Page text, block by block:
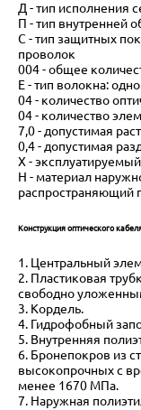
Д - тип исполнения
П - тип внутренней
С - тип защитных
проволок
004 - общее
Е - тип волокна:
04 - количество
04 - количество
7,0 - допустимая
0,4 - допустимая
Х -
Н - материал
распространяющий
Конструкция оптического
1. Центральный
2. Пластиковая
свободно
3. Кордель.
4. Гидрофобный
5. Внутренняя
6. Бронепокров из
высокопрочных с
менее 1670 МПа.
7. Наружная